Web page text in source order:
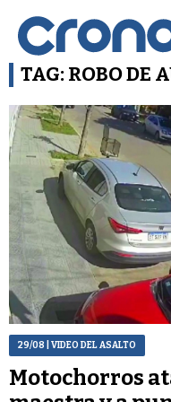
TAG: ROBO DE
29/08 | VIDEO DEL ASALTO
Motochorros